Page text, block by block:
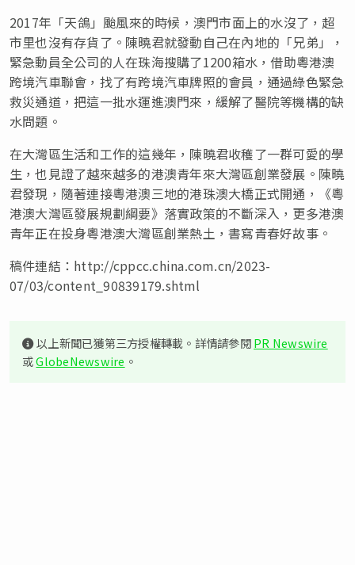
2017年 「天鴿 」 颱風來的時候，澳門市面上的水沒了，超
市里也沒有存貨了。陳曉君就發動自己在內地的 「兄弟 」
，
緊急動員全公司的人在珠海搜購了1200箱水，借助粵港澳
跨境汽車聯會，找了有跨境汽車牌照的會員，通過綠色緊急
救災通道，把這一批水運進澳門來，緩解了醫院等機構的缺
水問題。
在大灣區生活和工作的這幾年，陳曉君收穫了一群可愛的學
生，也見證了越來越多的港澳青年來大灣區創業發展。陳曉
君發現，隨著連接粵港澳三地的港珠澳大橋正式開通，《粵
港澳大灣區發展規劃綱要》落實政策的不斷深入，更多港澳
青年正在投身粵港澳大灣區創業熱土，書寫青春好故事。
稿件連結：http://cppcc.china.com.cn/2023-
07/03/content_90839179.shtml
以上新聞已獲第三方授權轉載。詳情請參閱PR Newswire
或GlobeNewswire 。